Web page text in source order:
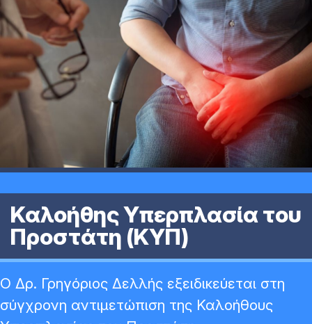
Καλοήθης Υπερπλασία του
Προστάτη (ΚΥΠ)
Ο Δρ. Γρηγόριος Δελλής εξειδικεύεται στη
σύγχρονη αντιμετώπιση της Καλοήθους